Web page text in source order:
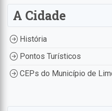
A Cidade
História
Pontos Turísticos
CEPs do Município de